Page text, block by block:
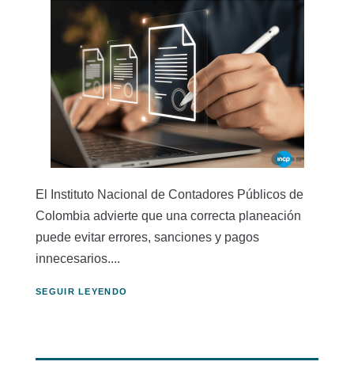
El Instituto Nacional de Contadores Públicos de
Colombia advierte que una correcta planeación
puede evitar errores, sanciones y pagos
innecesarios....
SEGUIR LEYENDO